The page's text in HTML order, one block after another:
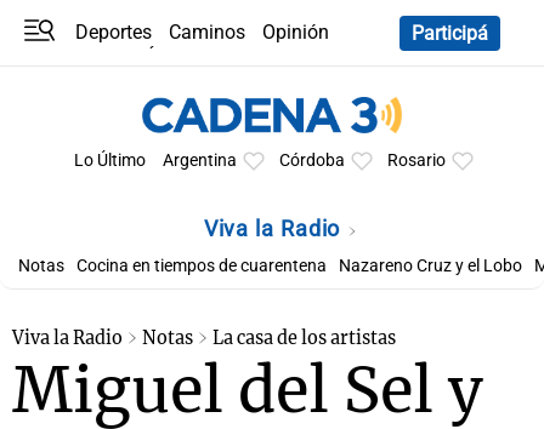
Deportes Caminos
Opinión
Participá
Lo Último Argentina Córdoba Rosario
Viva la Radio
Notas Cocina en tiempos de cuarentena Nazareno Cruz y el Lobo
Viva la Radio Notas La casa de los artistas
Miguel del Sel y